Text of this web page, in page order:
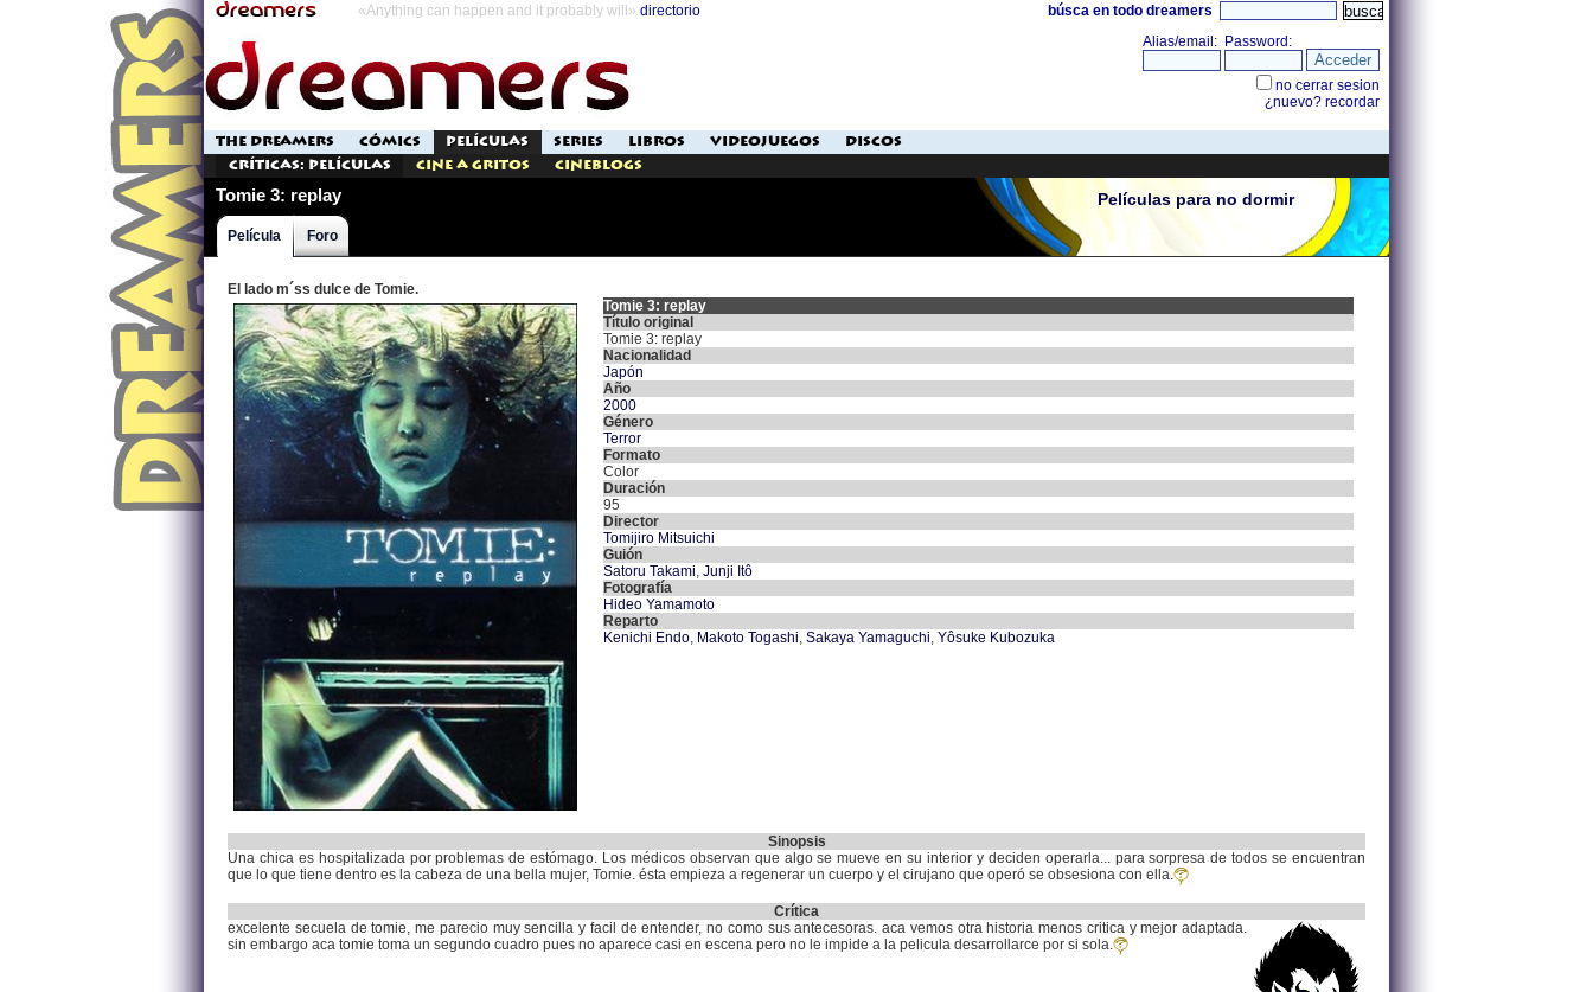
«Anything can happen and it probably will» directorio búsca en todo dreamers
THE DREAMERS CÓMICS PELÍCULAS SERIES LIBROS VIDEOJUEGOS
DISCOS
Críticas: Películas
Cine a Gritos Cineblogs
Tomie 3: replay Películas para no dormir
Película Foro
El lado m´ss dulce de Tomie.
Tomie 3: replay
Título original
Tomie 3: replay
Nacionalidad
Japón
Año
2000
Género
Terror
Formato
Color
Duración
95
Director
Tomijiro Mitsuichi
Guión
Satoru Takami, Junji Itô
Fotografía
Hideo Yamamoto
Reparto
Kenichi Endo, Makoto Togashi, Sakaya Yamaguchi, Yôsuke Kubozuka
Sinopsis
Una chica es hospitalizada por problemas de estómago. Los médicos observan que algo se mueve en su interior y deciden operarla... para sorpresa de todos se encuentran
que lo que tiene dentro es la cabeza de una bella mujer, Tomie. ésta empieza a regenerar un cuerpo y el cirujano que operó se obsesiona con ella.
Crítica
excelente secuela de tomie, me parecio muy sencilla y facil de entender, no como sus antecesoras. aca vemos otra historia menos critica y mejor adaptada.
sin embargo aca tomie toma un segundo cuadro pues no aparece casi en escena pero no le impide a la pelicula desarrollarce por si sola.